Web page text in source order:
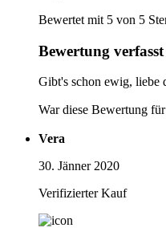
Bewertet mit 5 von 5
Bewertung
Gibt's schon ewig, liebe
War diese Bewertung
Vera
30. Jänner 2020
Verifizierter Kauf